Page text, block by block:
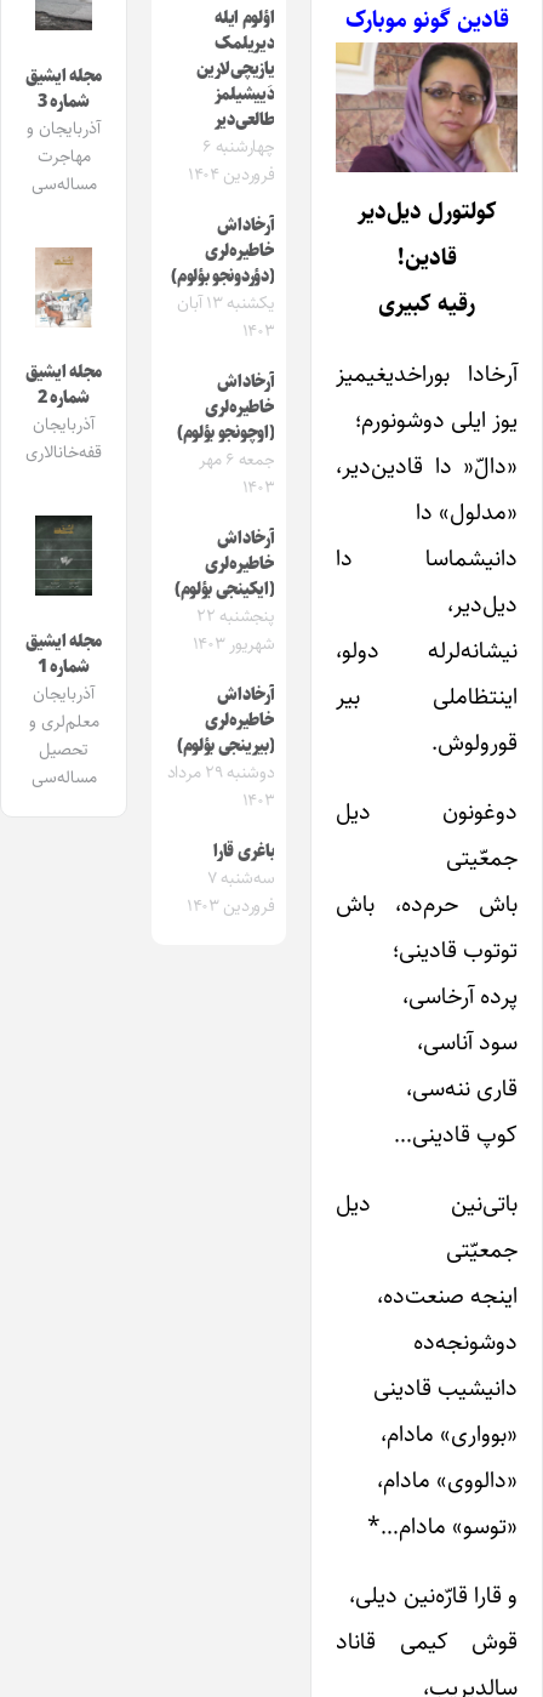
قادین گونو موبارک
کولتورل دیل‌دیر
قادین!
رقیه کبیری
آرخادا بوراخدیغیمیز
یوز ایلی دوشونورم؛
«دالّ‌« دا قادین‌دیر،
«مدلول» دا
دانیشماسا دا
دیل‌دیر،
نیشانه‌لرله دولو،
اینتظاملی بیر
قورولوش.
دوغونون دیل
جمعّیتی
باش حرم‌ده، باش
توتوب قادینی؛
پرده آرخاسی،
سود آناسی،
قاری ننه‌سی،
کوپ قادینی…
باتی‌نین دیل
جمعیّتی
اینجه صنعت‌ده،
دوشونجه‌ده
دانیشیب قادینی
«بوواری» مادام،
«دالووی» مادام،
«توسو» مادام…*
و قارا قارّه‌نین دیلی،
قوش کیمی قاناد
سالدیریب،
اؤلوم ایله
دیریلمک
یازیچی‌لارین
دَییشیلمز
طالعی‌دیر
چهارشنبه ۶
فروردین ۱۴۰۴
آرخاداش
خاطیره‌لری
(دؤردونجو بؤلوم)
یکشنبه ۱۳ آبان
۱۴۰۳
آرخاداش
خاطیره‌لری
(اوچونجو بؤلوم)
جمعه ۶ مهر
۱۴۰۳
آرخاداش
خاطیره‌لری
(ایکینجی بؤلوم)
پنجشنبه ۲۲
شهریور ۱۴۰۳
آرخاداش
خاطیره‌لری
(بیرینجی بؤلوم)
دوشنبه ۲۹ مرداد
۱۴۰۳
باغری قارا
سه‌شنبه ۷
فروردین ۱۴۰۳
مجله ایشیق
شماره 3
آذربایجان و
مهاجرت
مساله‌سی
مجله ایشیق
شماره 2
آذربایجان
قفه‌خانالاری
مجله ایشیق
شماره 1
آذربایجان
معلم‌لری و
تحصیل
مساله‌سی